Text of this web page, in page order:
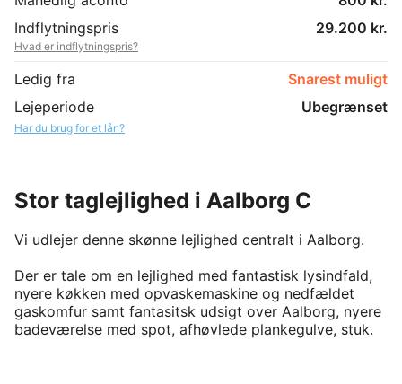
Indflytningspris
29.200 kr.
Hvad er indflytningspris?
Ledig fra
Snarest muligt
Lejeperiode
Ubegrænset
Har du brug for et lån?
Stor taglejlighed i Aalborg C
Vi udlejer denne skønne lejlighed centralt i Aalborg.
Der er tale om en lejlighed med fantastisk lysindfald,
nyere køkken med opvaskemaskine og nedfældet
gaskomfur samt fantasitsk udsigt over Aalborg, nyere
badeværelse med spot, afhøvlede plankegulve, stuk.